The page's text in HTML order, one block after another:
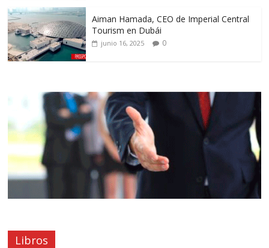
Aiman Hamada, CEO de Imperial Central
Tourism en Dubái
junio 16, 2025 0
Libros